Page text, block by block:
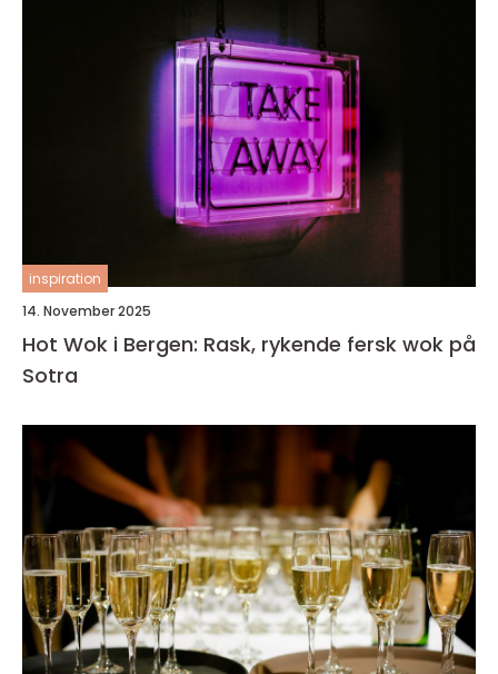
inspiration
14. November 2025
Hot Wok i Bergen: Rask, rykende fersk wok på
Sotra